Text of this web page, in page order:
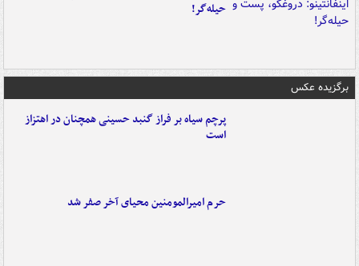
حیله‌گر!
برگزیده عکس
پرچم سیاه بر فراز گنبد حسینی همچنان در اهتزاز
است
حرم امیرالمومنین محیای آخر صفر شد